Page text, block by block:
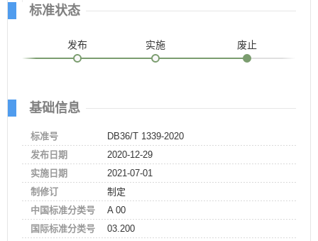
标准状态
发布 实施 废止
基础信息
标准号
DB36/T 1339-2020
发布日期
2020-12-29
实施日期
2021-07-01
制修订
制定
中国标准分类号
A 00
国际标准分类号
03.200